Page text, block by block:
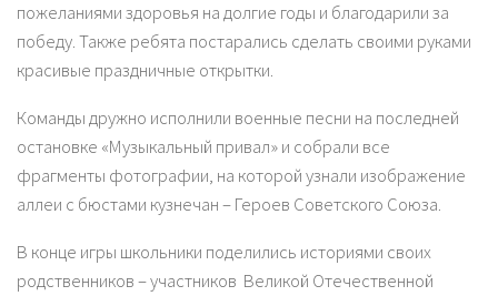
пожеланиями здоровья на долгие годы и благодарили за
победу. Также ребята постарались сделать своими руками
красивые праздничные открытки.
Команды дружно исполнили военные песни на последней
остановке «Музыкальный привал» и собрали все
фрагменты фотографии, на которой узнали изображение
аллеи с бюстами кузнечан – Героев Советского Союза.
В конце игры школьники поделились историями своих
родственников – участников Великой Отечественной